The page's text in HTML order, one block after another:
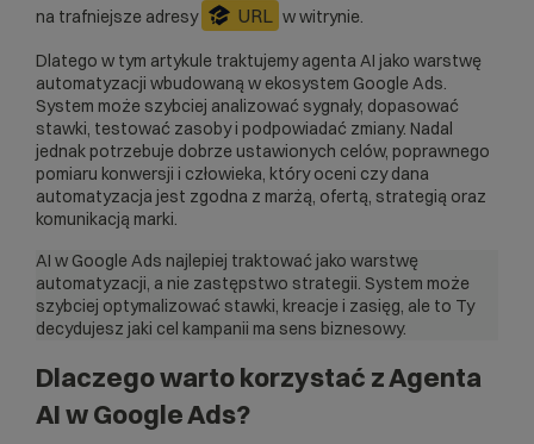
na trafniejsze adresy
URL w witrynie.
Dlatego w tym artykule traktujemy agenta AI jako warstwę
automatyzacji wbudowaną w ekosystem Google Ads.
System może szybciej analizować sygnały, dopasować
stawki, testować zasoby i podpowiadać zmiany. Nadal
jednak potrzebuje dobrze ustawionych celów, poprawnego
pomiaru konwersji i człowieka, który oceni czy dana
automatyzacja jest zgodna z marżą, ofertą, strategią oraz
komunikacją marki.
AI w Google Ads najlepiej traktować jako warstwę
automatyzacji, a nie zastępstwo strategii. System może
szybciej optymalizować stawki, kreacje i zasięg, ale to Ty
decydujesz jaki cel kampanii ma sens biznesowy.
Dlaczego warto korzystać z Agenta
AI w Google Ads?